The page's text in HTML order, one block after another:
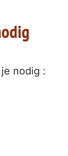
nodig :